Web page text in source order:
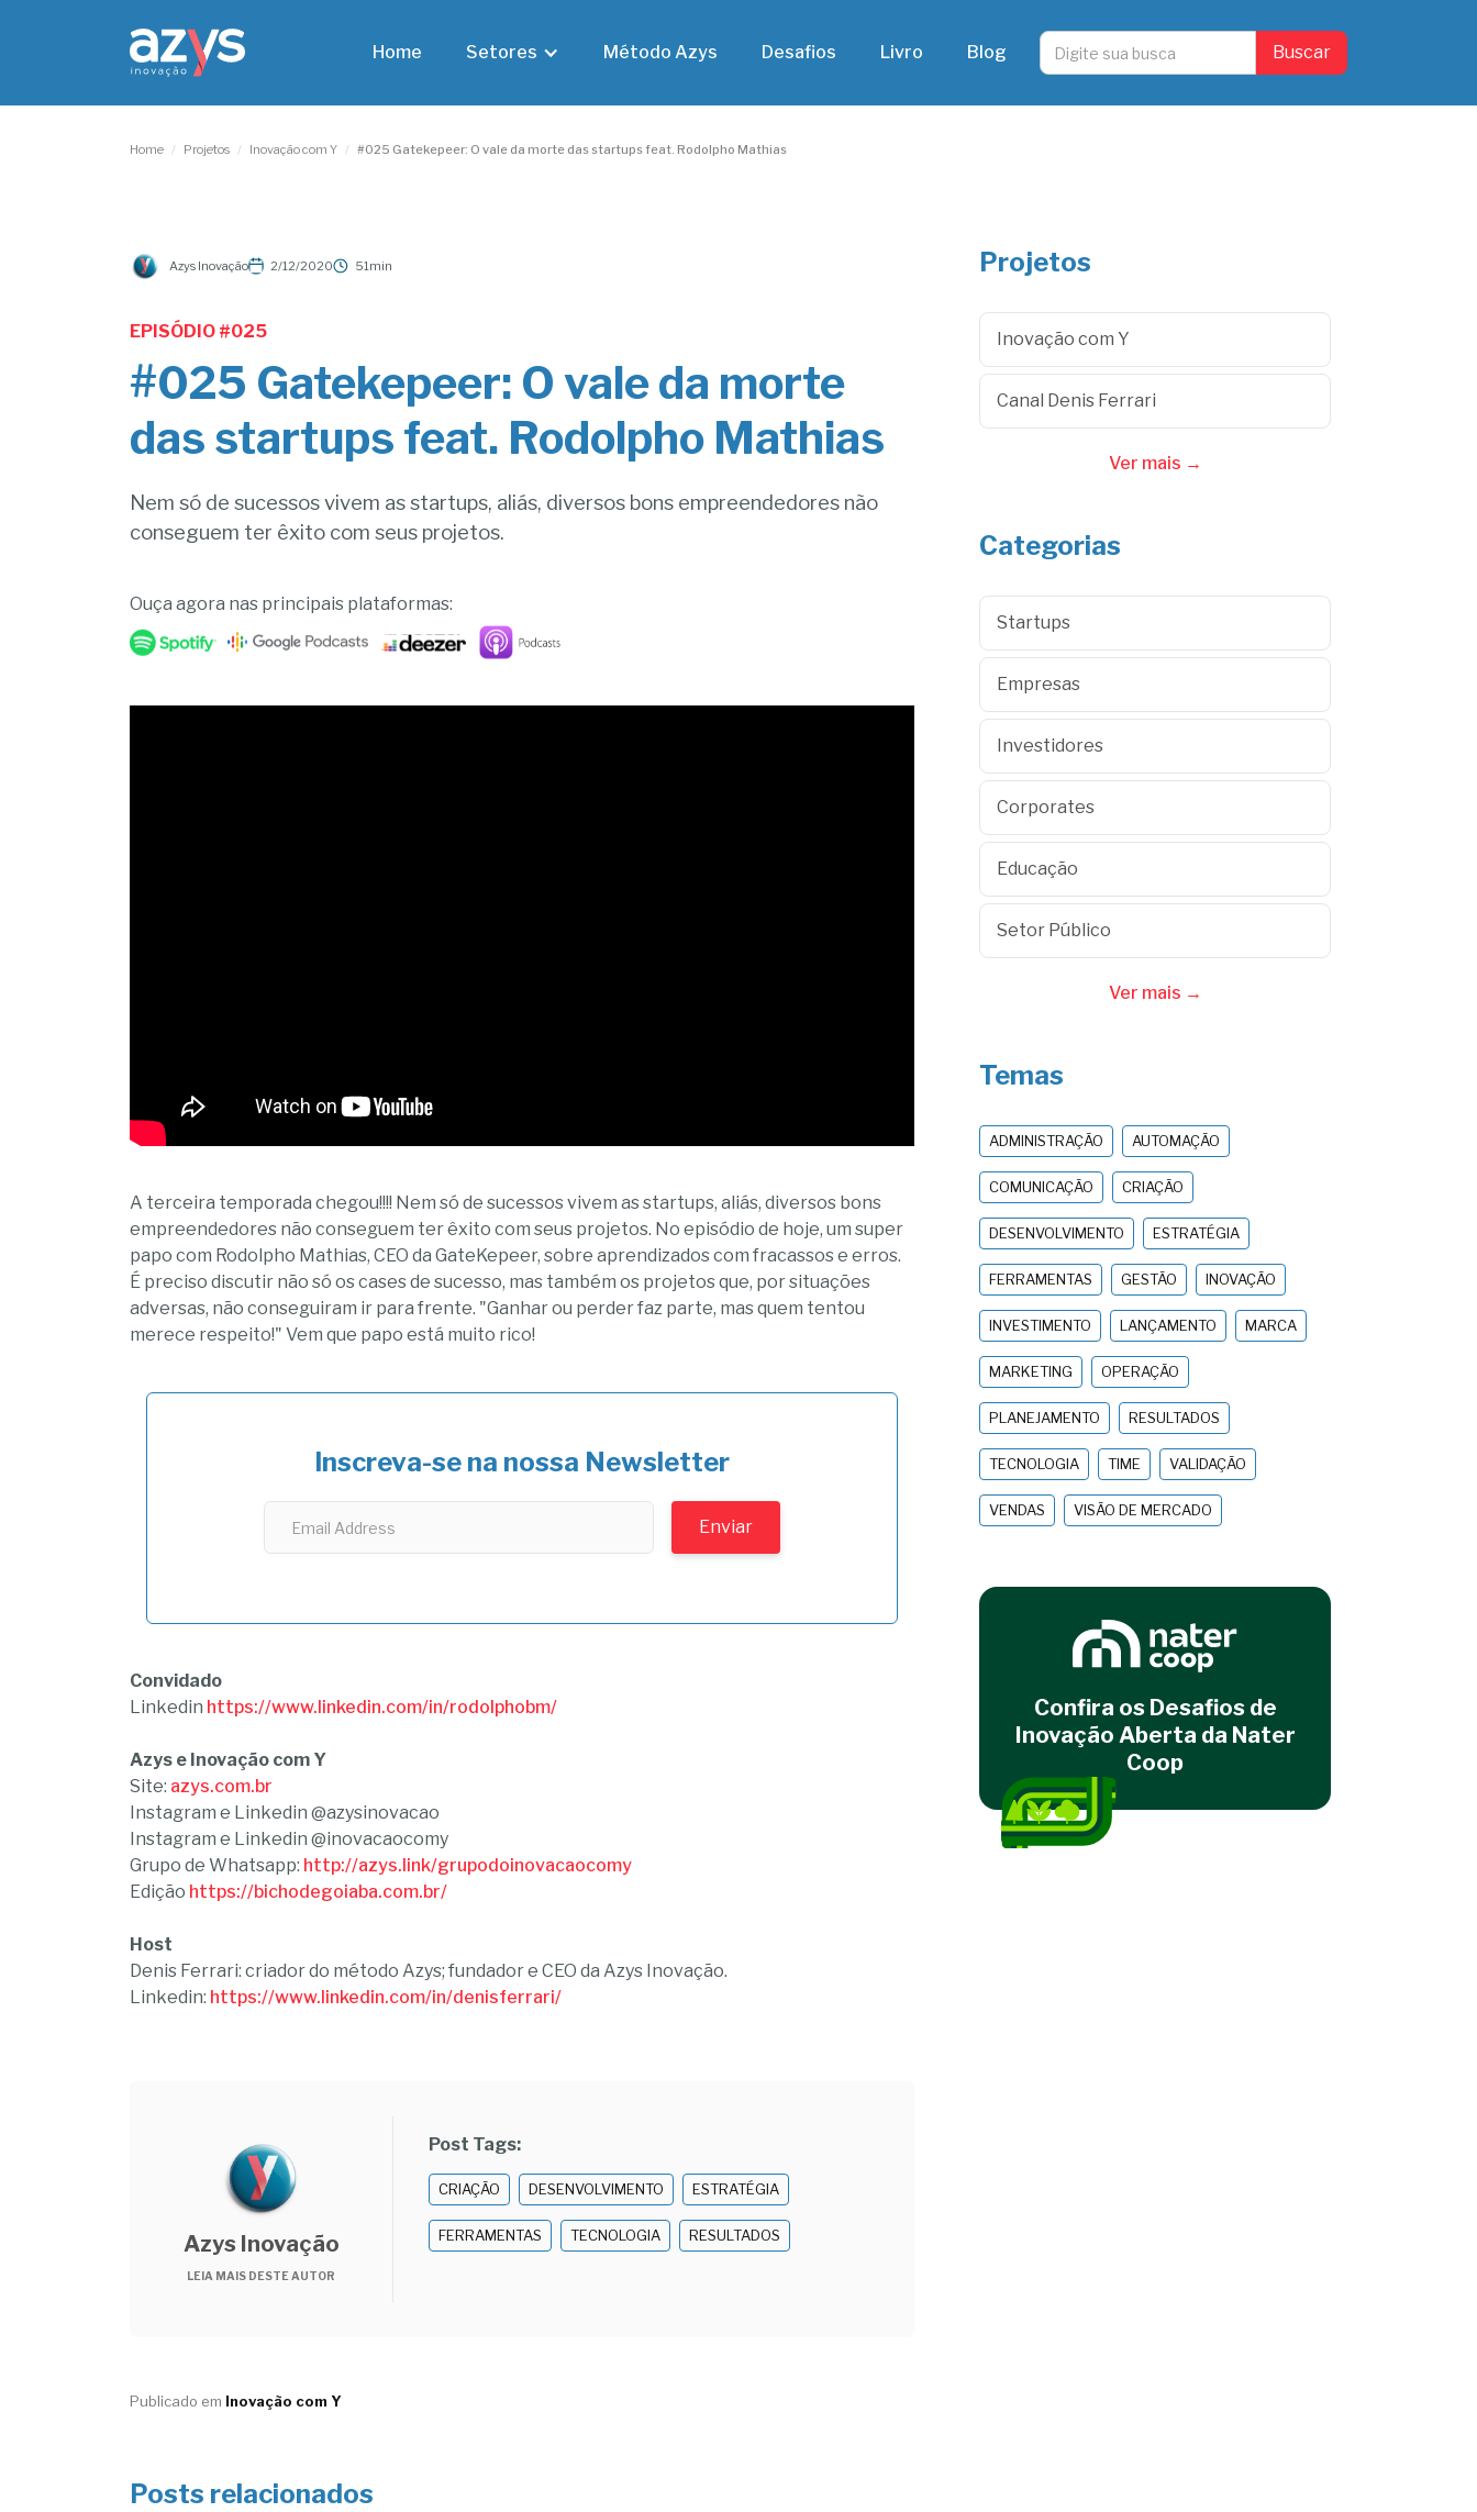
Home Setores Método Azys Desafios Livro Blog
Home / Projetos / Inovação com Y / #025 Gatekepeer: O vale da morte das startups feat. Rodolpho Mathias
Azys Inovação 2/12/2020 51min
EPISÓDIO #025
#025 Gatekepeer: O vale da morte
das startups feat. Rodolpho Mathias
Nem só de sucessos vivem as startups, aliás, diversos bons empreendedores não
conseguem ter êxito com seus projetos.
Ouça agora nas principais plataformas:
A terceira temporada chegou!!!! Nem só de sucessos vivem as startups, aliás, diversos bons
empreendedores não conseguem ter êxito com seus projetos. No episódio de hoje, um super
papo com Rodolpho Mathias, CEO da GateKepeer, sobre aprendizados com fracassos e erros.
É preciso discutir não só os cases de sucesso, mas também os projetos que, por situações
adversas, não conseguiram ir para frente. "Ganhar ou perder faz parte, mas quem tentou
merece respeito!" Vem que papo está muito rico!
Inscreva-se na nossa Newsletter
Convidado
Linkedin https://www.linkedin.com/in/rodolphobm/
Azys e Inovação com Y
Site: azys.com.br
Instagram e Linkedin @azysinovacao
Instagram e Linkedin @inovacaocomy
Grupo de Whatsapp: http://azys.link/grupodoinovacaocomy
Edição https://bichodegoiaba.com.br/
Host
Denis Ferrari: criador do método Azys; fundador e CEO da Azys Inovação.
Linkedin: https://www.linkedin.com/in/denisferrari/
Azys Inovação
LEIA MAIS DESTE AUTOR
Post Tags:
CRIAÇÃO DESENVOLVIMENTO ESTRATÉGIA
FERRAMENTAS TECNOLOGIA RESULTADOS
Publicado em Inovação com Y
Projetos
Inovação com Y
Canal Denis Ferrari
Ver mais →
Categorias
Startups
Empresas
Investidores
Corporates
Educação
Setor Público
Ver mais →
Temas
ADMINISTRAÇÃO AUTOMAÇÃO
COMUNICAÇÃO CRIAÇÃO
DESENVOLVIMENTO ESTRATÉGIA
FERRAMENTAS GESTÃO INOVAÇÃO
INVESTIMENTO LANÇAMENTO MARCA
MARKETING OPERAÇÃO
PLANEJAMENTO RESULTADOS
TECNOLOGIA TIME VALIDAÇÃO
VENDAS VISÃO DE MERCADO
Confira os Desafios de
Inovação Aberta da Nater
Coop
Posts relacionados